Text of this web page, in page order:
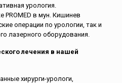
урология.
PROMED в мун. Кишинев
операции по урологии, так и
лазерного оборудования.
лечения в нашей
хирурги-урологи,